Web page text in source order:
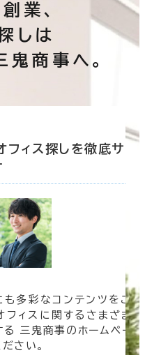
業、
しは
商事へ。
フィス探しを徹底サ
も多彩なコンテンツをご
フィスに関するさまざま
る 三鬼商事のホームペー
さい。